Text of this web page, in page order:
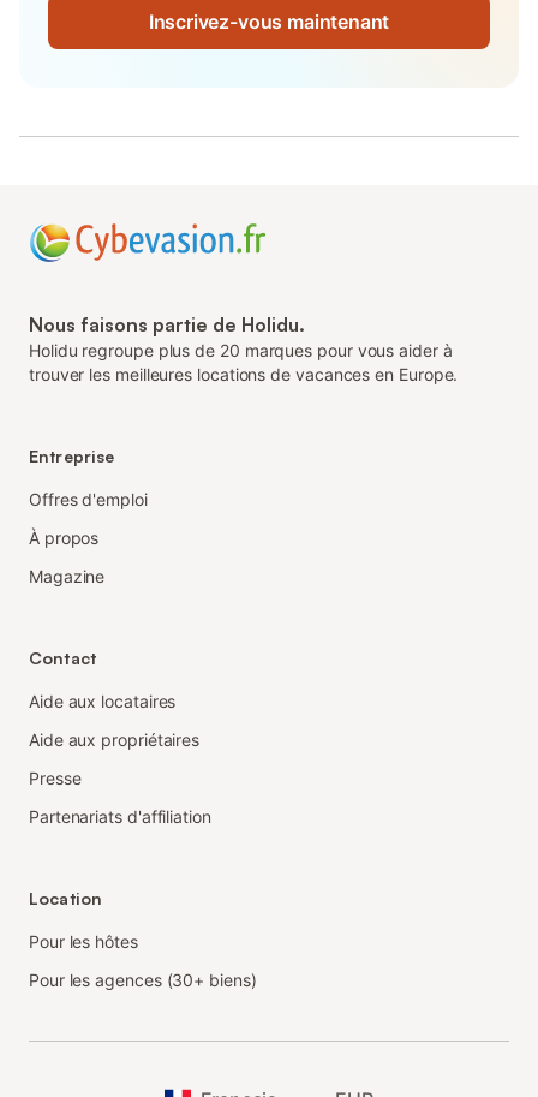
Inscrivez-vous maintenant
Nous faisons partie de Holidu.
Holidu regroupe plus de 20 marques pour vous aider à
trouver les meilleures locations de vacances en Europe.
Entreprise
Offres d'emploi
À propos
Magazine
Contact
Aide aux locataires
Aide aux propriétaires
Presse
Partenariats d'affiliation
Location
Pour les hôtes
Pour les agences (30+ biens)